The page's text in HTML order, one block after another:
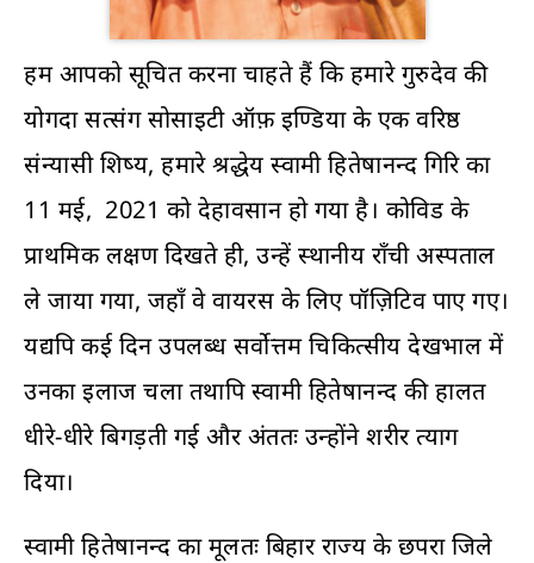
हम आपको सूचित करना चाहते हैं कि हमारे गुरुदेव की
योगदा सत्संग सोसाइटी ऑफ़ इण्डिया के एक वरिष्ठ
संन्यासी शिष्य, हमारे श्रद्धेय स्वामी हितेषानन्द गिरि का
11 मई, 2021 को देहावसान हो गया है। कोविड के
प्राथमिक लक्षण दिखते ही, उन्हें स्थानीय राँची अस्पताल
ले जाया गया, जहाँ वे वायरस के लिए पॉज़िटिव पाए गए।
यद्यपि कई दिन उपलब्ध सर्वोत्तम चिकित्सीय देखभाल में
उनका इलाज चला तथापि स्वामी हितेषानन्द की हालत
धीरे-धीरे बिगड़ती गई और अंततः उन्होंने शरीर त्याग
दिया।
स्वामी हितेषानन्द का मूलतः बिहार राज्य के छपरा जिले